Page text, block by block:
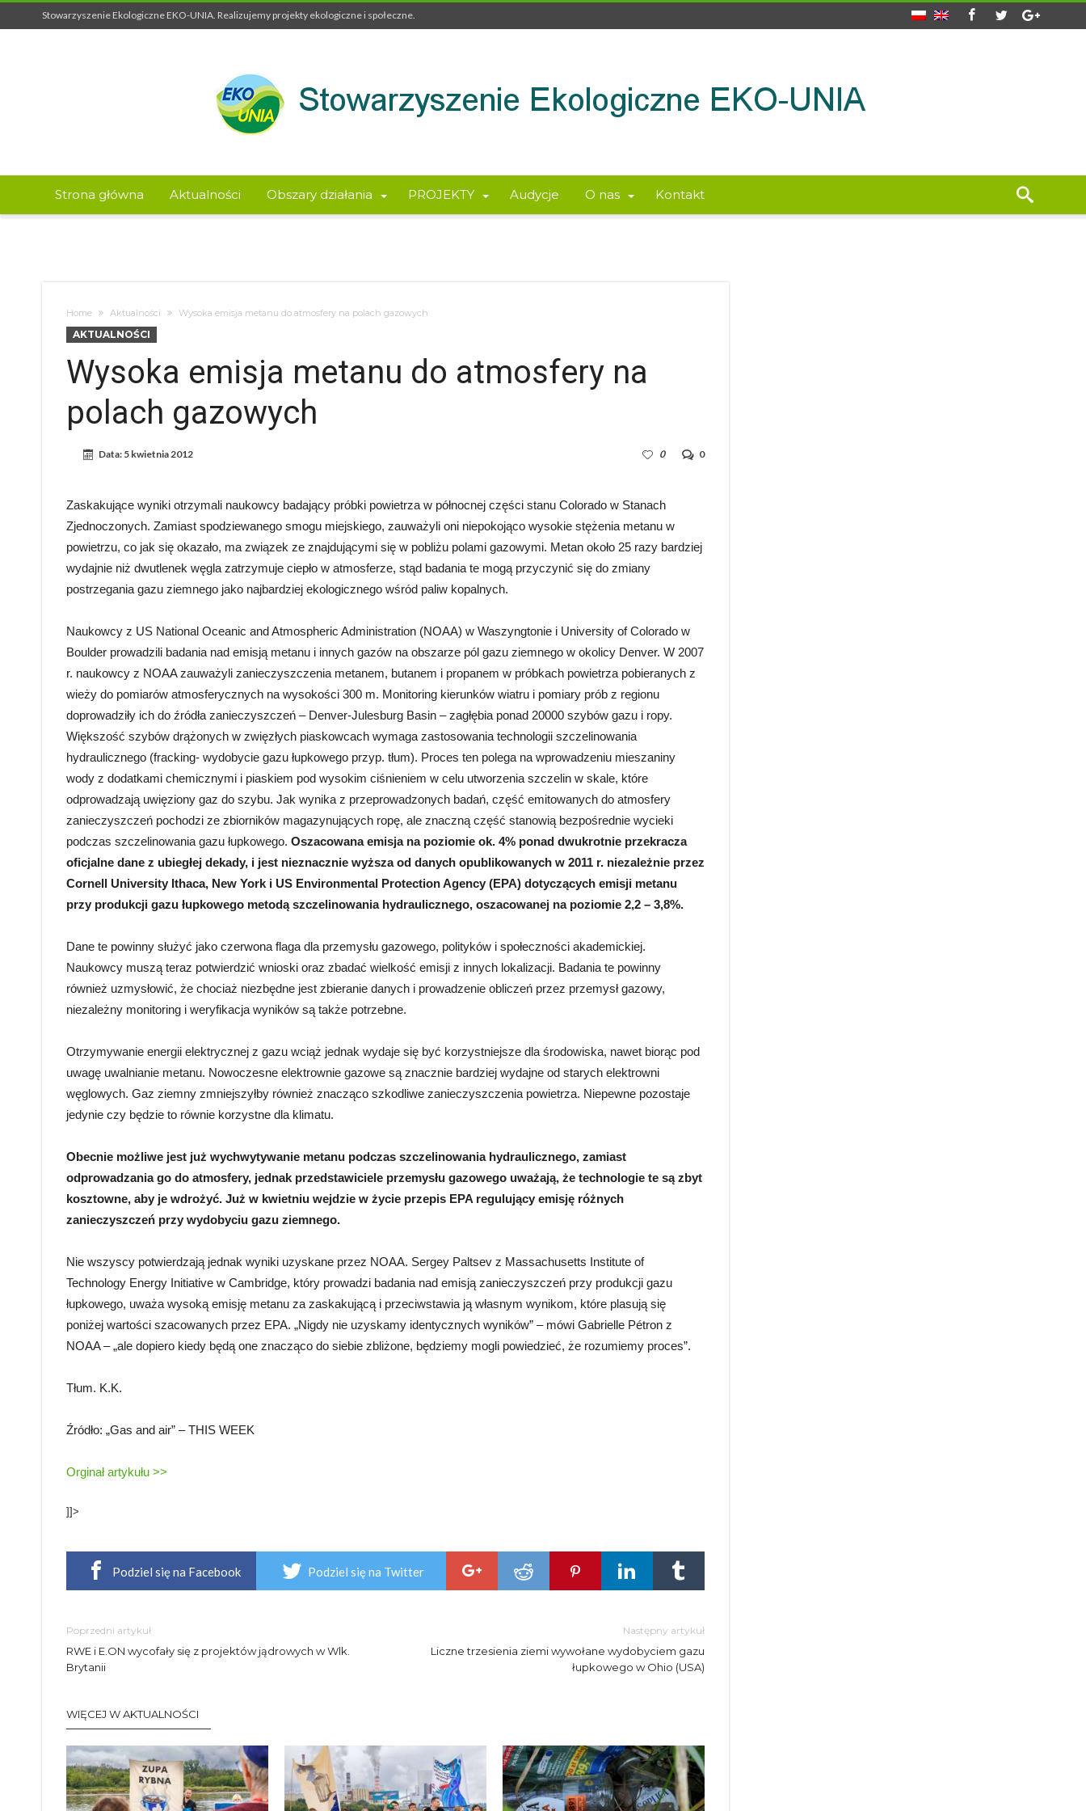
Stowarzyszenie Ekologiczne EKO-UNIA. Realizujemy projekty ekologiczne i społeczne.
Strona główna Aktualności Obszary działania PROJEKTY Audycje O nas Kontakt
Home Aktualności Wysoka emisja metanu do atmosfery na polach gazowych
AKTUALNOŚCI
Wysoka emisja metanu do atmosfery na
polach gazowych
Data: 5 kwietnia 2012 0
0
Zaskakujące wyniki otrzymali naukowcy badający próbki powietrza w północnej części stanu Colorado w Stanach
Zjednoczonych. Zamiast spodziewanego smogu miejskiego, zauważyli oni niepokojąco wysokie stężenia metanu w
powietrzu, co jak się okazało, ma związek ze znajdującymi się w pobliżu polami gazowymi. Metan około 25 razy bardziej
wydajnie niż dwutlenek węgla zatrzymuje ciepło w atmosferze, stąd badania te mogą przyczynić się do zmiany
postrzegania gazu ziemnego jako najbardziej ekologicznego wśród paliw kopalnych.
Naukowcy z US National Oceanic and Atmospheric Administration (NOAA) w Waszyngtonie i University of Colorado w
Boulder prowadzili badania nad emisją metanu i innych gazów na obszarze pól gazu ziemnego w okolicy Denver. W 2007
r. naukowcy z NOAA zauważyli zanieczyszczenia metanem, butanem i propanem w próbkach powietrza pobieranych z
wieży do pomiarów atmosferycznych na wysokości 300 m. Monitoring kierunków wiatru i pomiary prób z regionu
doprowadziły ich do źródła zanieczyszczeń – Denver-Julesburg Basin – zagłębia ponad 20000 szybów gazu i ropy.
Większość szybów drążonych w zwięzłych piaskowcach wymaga zastosowania technologii szczelinowania
hydraulicznego (fracking- wydobycie gazu łupkowego przyp. tłum). Proces ten polega na wprowadzeniu mieszaniny
wody z dodatkami chemicznymi i piaskiem pod wysokim ciśnieniem w celu utworzenia szczelin w skale, które
odprowadzają uwięziony gaz do szybu. Jak wynika z przeprowadzonych badań, część emitowanych do atmosfery
zanieczyszczeń pochodzi ze zbiorników magazynujących ropę, ale znaczną część stanowią bezpośrednie wycieki
podczas szczelinowania gazu łupkowego. Oszacowana emisja na poziomie ok. 4% ponad dwukrotnie przekracza
oficjalne dane z ubiegłej dekady, i jest nieznacznie wyższa od danych opublikowanych w 2011 r. niezależnie przez
Cornell University Ithaca, New York i US Environmental Protection Agency (EPA) dotyczących emisji metanu
przy produkcji gazu łupkowego metodą szczelinowania hydraulicznego, oszacowanej na poziomie 2,2 – 3,8%.
Dane te powinny służyć jako czerwona flaga dla przemysłu gazowego, polityków i społeczności akademickiej.
Naukowcy muszą teraz potwierdzić wnioski oraz zbadać wielkość emisji z innych lokalizacji. Badania te powinny
również uzmysłowić, że chociaż niezbędne jest zbieranie danych i prowadzenie obliczeń przez przemysł gazowy,
niezależny monitoring i weryfikacja wyników są także potrzebne.
Otrzymywanie energii elektrycznej z gazu wciąż jednak wydaje się być korzystniejsze dla środowiska, nawet biorąc pod
uwagę uwalnianie metanu. Nowoczesne elektrownie gazowe są znacznie bardziej wydajne od starych elektrowni
węglowych. Gaz ziemny zmniejszyłby również znacząco szkodliwe zanieczyszczenia powietrza. Niepewne pozostaje
jedynie czy będzie to równie korzystne dla klimatu.
Obecnie możliwe jest już wychwytywanie metanu podczas szczelinowania hydraulicznego, zamiast
odprowadzania go do atmosfery, jednak przedstawiciele przemysłu gazowego uważają, że technologie te są zbyt
kosztowne, aby je wdrożyć. Już w kwietniu wejdzie w życie przepis EPA regulujący emisję różnych
zanieczyszczeń przy wydobyciu gazu ziemnego.
Nie wszyscy potwierdzają jednak wyniki uzyskane przez NOAA. Sergey Paltsev z Massachusetts Institute of
Technology Energy Initiative w Cambridge, który prowadzi badania nad emisją zanieczyszczeń przy produkcji gazu
łupkowego, uważa wysoką emisję metanu za zaskakującą i przeciwstawia ją własnym wynikom, które plasują się
poniżej wartości szacowanych przez EPA. „Nigdy nie uzyskamy identycznych wyników” – mówi Gabrielle Pétron z
NOAA – „ale dopiero kiedy będą one znacząco do siebie zbliżone, będziemy mogli powiedzieć, że rozumiemy proces”.
Tłum. K.K.
Źródło: „Gas and air” – THIS WEEK
Orginał artykułu >>
]]>
Podziel się na Facebook Podziel się na Twitter
Poprzedni artykuł
RWE i E.ON wycofały się z projektów jądrowych w Wlk.
Brytanii
Następny artykuł
Liczne trzesienia ziemi wywołane wydobyciem gazu
łupkowego w Ohio (USA)
WIĘCEJ W AKTUALNOŚCI